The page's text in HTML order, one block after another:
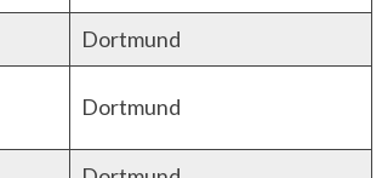
Dortmund
Dortmund